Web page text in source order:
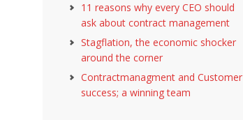
11 reasons why every CEO should
ask about contract management
Stagflation, the economic shocker
around the corner
Contractmanagment and Customer
success; a winning team